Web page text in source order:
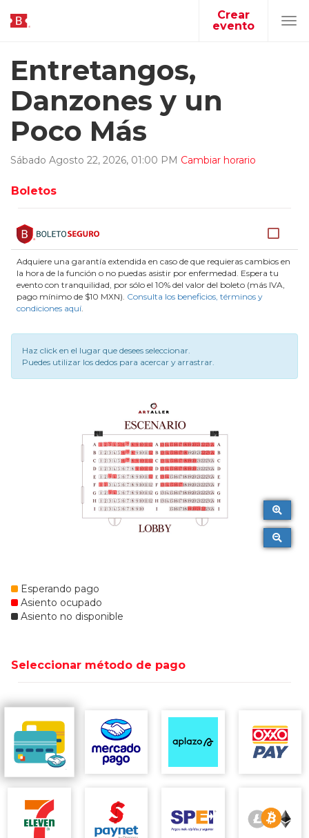
Crear
evento
Entretangos,
Danzones y un
Poco Más
Sábado Agosto 22, 2026, 01:00 PM Cambiar horario
Boletos
Adquiere una garantía extendida en caso de que requieras cambios en
la hora de la función o no puedas asistir por enfermedad. Espera tu
evento con tranquilidad, por sólo el 10% del valor del boleto (más IVA,
pago mínimo de $10 MXN). Consulta los beneficios, términos y
condiciones aquí.
Haz click en el lugar que desees seleccionar.
Puedes utilizar los dedos para acercar y arrastrar.
Esperando pago
Asiento ocupado
Asiento no disponible
Seleccionar método de pago